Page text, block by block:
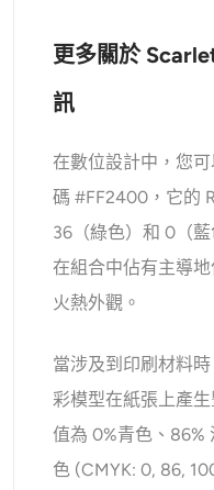
更多關於
訊
在數位設計中，您
碼 #FF2400，它的
36（綠色）和 0（
在組合中佔有主導
火熱外觀。
當涉及到印刷材料
彩模型在紙張上產
值為 0%青色、86%
色 (CMYK: 0, 86,